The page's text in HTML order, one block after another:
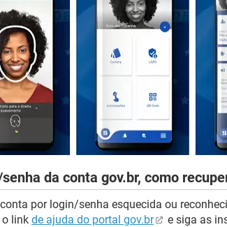
da conta gov.br, como
por login/senha esquecida ou
o link de ajuda do portal gov.br e siga as